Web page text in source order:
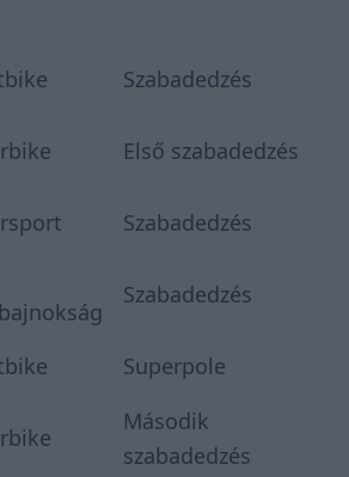
Szabadedzés
Első szabadedzés
Szabadedzés
Szabadedzés
Superpole
Második
szabadedzés